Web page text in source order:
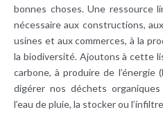
bonnes choses. Une ressource
nécessaire aux constructions,
usines et aux commerces, à la
la biodiversité. Ajoutons à cette
carbone, à produire de l’énergie
digérer nos déchets
l’eau de pluie, la stocker ou